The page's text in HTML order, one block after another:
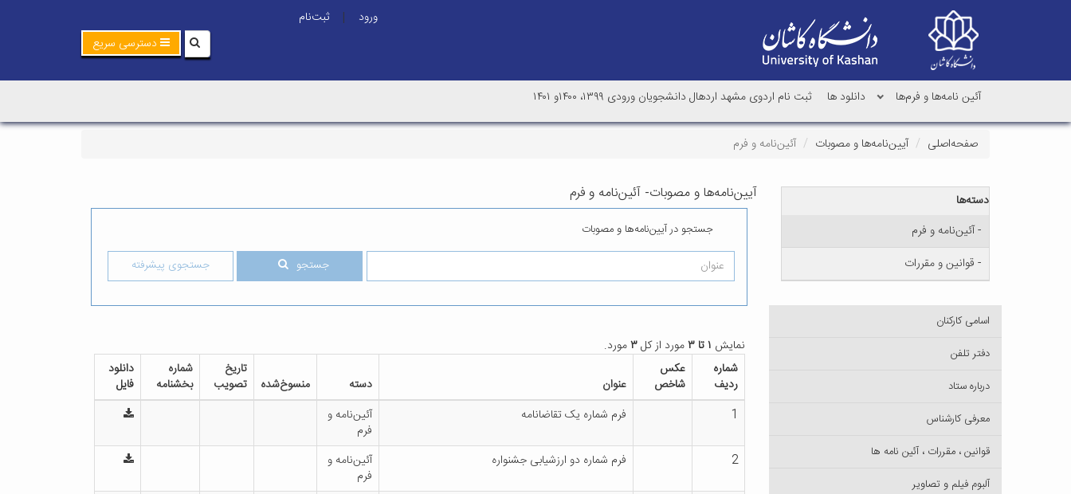
ورود |
ثبت‌نام
دسترسی سریع
آئین نامه‌ها و فرم‌ها دانلود ها ثبت نام اردوی مشهد اردهال دانشجویان ورودی ۱۳۹۹، ۱۴۰۰و ۱۴۰۱
صفحه‌اصلی آیین‌نامه‌ها و مصوبات آئین‌نامه و فرم
آیین‌نامه‌ها و مصوبات- آئین‌نامه و فرم
جستجو در آیین‌نامه‌ها و مصوبات
جستجو جستجوی پیشرفته
نمایش ۱ تا ۳ مورد از کل۳مورد.
شماره
ردیف
عکس
شاخص
عنوان دسته منسوخ‌شده
تاریخ
تصویب
شماره
بخشنامه
دانلود
فایل
1
فرم شماره یک تقاضانامه
آئین‌نامه و
فرم
2
فرم شماره دو ارزشیابی جشنواره
آئین‌نامه و
فرم
دسته‌ها
- آئین‌نامه و فرم
- قوانین و مقررات
اسامی کارکنان
دفتر تلفن
درباره ستاد
معرفی کارشناس
قوانین ، مقررات ، آئین نامه ها
آلبوم فیلم و تصاویر